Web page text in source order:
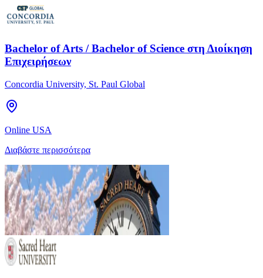
Bachelor of Arts / Bachelor of Science στη Διοίκηση
Επιχειρήσεων
Concordia University, St. Paul Global
Online USA
Διαβάστε περισσότερα